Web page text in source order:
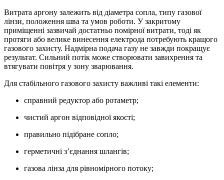
Витрата аргону залежить від діаметра сопла, типу газової
лінзи, положення шва та умов роботи. У закритому
приміщенні зазвичай достатньо помірної витрати, тоді як
протяги або велике винесення електрода потребують кращого
газового захисту. Надмірна подача газу не завжди покращує
результат. Сильний потік може створювати завихрення та
втягувати повітря у зону зварювання.
Для стабільного газового захисту важливі такі елементи:
справний редуктор або ротаметр;
чистий аргон відповідної якості;
правильно підібране сопло;
герметичні з’єднання шлангів;
газова лінза для рівномірного потоку;